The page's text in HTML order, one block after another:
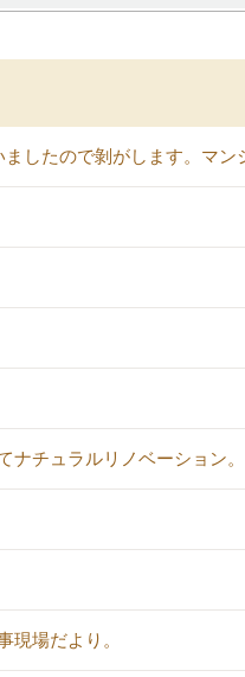
したので剝がします。マン
チュラルリノベーション。
現場だより。